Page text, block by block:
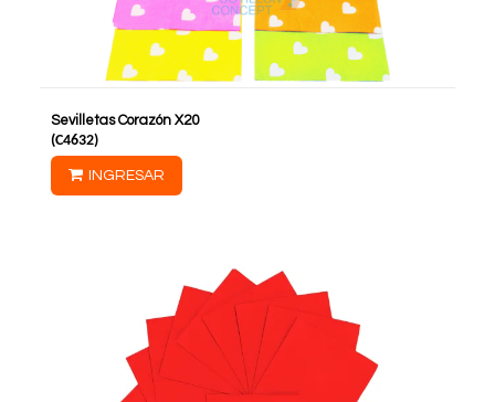
Sevilletas Corazón X20
(C4632)
INGRESAR